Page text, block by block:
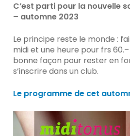
C’est parti pour la nouvelle
– automne 2023
Le principe reste le monde :
midi et une heure pour frs
bonne façon pour rester en
s’inscrire dans un club.
Le programme de cet